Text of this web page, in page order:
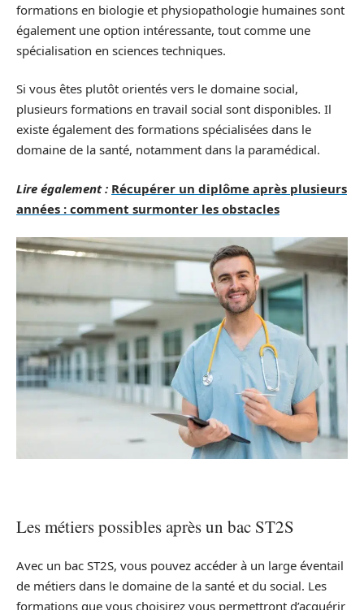
formations en biologie et physiopathologie humaines sont
également une option intéressante, tout comme une
spécialisation en sciences techniques.
Si vous êtes plutôt orientés vers le domaine social,
plusieurs formations en travail social sont disponibles. Il
existe également des formations spécialisées dans le
domaine de la santé, notamment dans la paramédical.
Lire également : Récupérer un diplôme après plusieurs
années : comment surmonter les obstacles
Les métiers possibles après un bac ST2S
Avec un bac ST2S, vous pouvez accéder à un large éventail
de métiers dans le domaine de la santé et du social. Les
formations que vous choisirez vous permettront d’acquérir